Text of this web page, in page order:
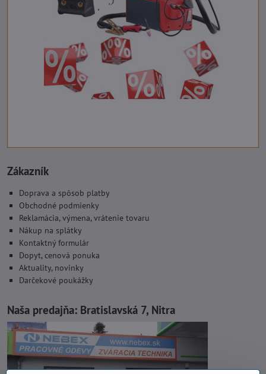
Zákazník
Doprava a spôsob platby
Obchodné podmienky
Reklamácia, výmena, vrátenie tovaru
Nákup na splátky
Kontaktný formulár
Dopyt, cenová ponuka
Aktuality, novinky
Darčekové poukážky
Naša predajňa: Bratislavská 7, Nitra